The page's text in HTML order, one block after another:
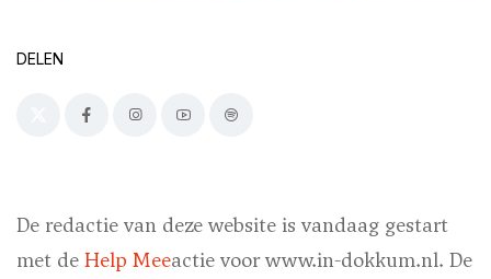
DELEN
De redactie van deze website is vandaag gestart
met de Help Meeactie voor www.in-dokkum.nl. De